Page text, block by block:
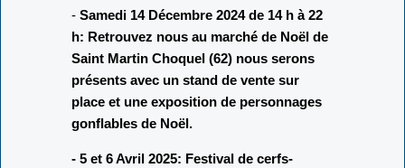
- Samedi 14 Décembre 2024 de 14 h à 22
h: Retrouvez nous au marché de Noël de
Saint Martin Choquel (62) nous serons
présents avec un stand de vente sur
place et une exposition de personnages
gonflables de Noël.
- 5 et 6 Avril 2025: Festival de cerfs-